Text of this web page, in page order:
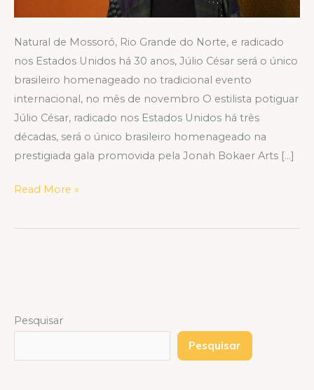
Natural de Mossoró, Rio Grande do Norte, e radicado
nos Estados Unidos há 30 anos, Júlio César será o único
brasileiro homenageado no tradicional evento
internacional, no mês de novembro O estilista potiguar
Júlio César, radicado nos Estados Unidos há três
décadas, será o único brasileiro homenageado na
prestigiada gala promovida pela Jonah Bokaer Arts […]
Read More »
Pesquisar
Pesquisar